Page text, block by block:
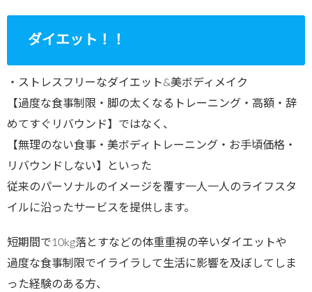
ダイエット！！
・ストレスフリーなダイエット&美ボディメイク
【過度な食事制限・脚の太くなるトレーニング・高額・辞
めてすぐリバウンド】ではなく、
【無理のない食事・美ボディトレーニング・お手頃価格・
リバウンドしない】といった
従来のパーソナルのイメージを覆す一人一人のライフスタ
イルに沿ったサービスを提供します。
短期間で10kg落とすなどの体重重視の辛いダイエットや
過度な食事制限でイライラして生活に影響を及ぼしてしま
った経験のある方、